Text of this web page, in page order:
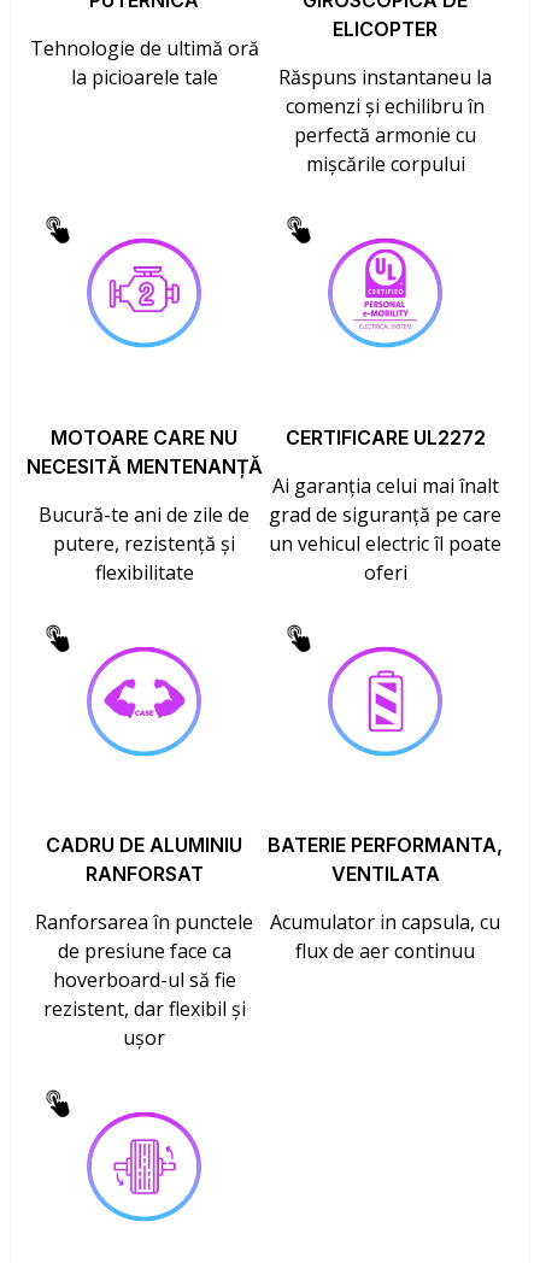
Tehnologie de ultimă oră
la picioarele tale
ELICOPTER
Răspuns instantaneu la
comenzi și echilibru în
perfectă armonie cu
mișcările corpului
MOTOARE CARE NU
NECESITĂ MENTENANȚĂ
Bucură-te ani de zile de
putere, rezistență și
flexibilitate
CERTIFICARE UL2272
Ai garanția celui mai înalt
grad de siguranță pe care
un vehicul electric îl poate
oferi
CADRU DE ALUMINIU
RANFORSAT
Ranforsarea în punctele
de presiune face ca
hoverboard-ul să fie
rezistent, dar flexibil și
ușor
BATERIE PERFORMANTA,
VENTILATA
Acumulator in capsula, cu
flux de aer continuu